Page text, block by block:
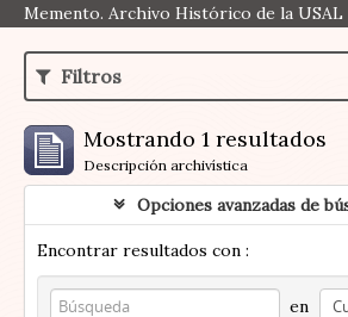
Memento. Archivo Histórico de la USAL
Filtros
Mostrando 1 resultados
Descripción archivística
Opciones avanzadas de
Encontrar resultados con :
en